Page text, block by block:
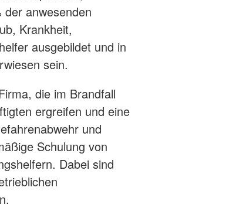
anwesenden
Krankheit,
ausgebildet und in
sein.
die im Brandfall
ergreifen und eine
und
Schulung von
Dabei sind